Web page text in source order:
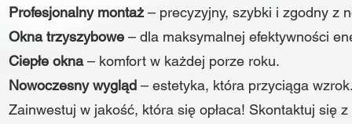
Profesjonalny montaż– precyzyjny, szybki i zgodny z
Okna trzyszybowe – dla maksymalnej efektywności
Ciepłe okna– komfort w każdej porze roku.
Nowoczesny wygląd – estetyka, która przyciąga
Zainwestuj w jakość, która się opłaca! Skontaktuj się